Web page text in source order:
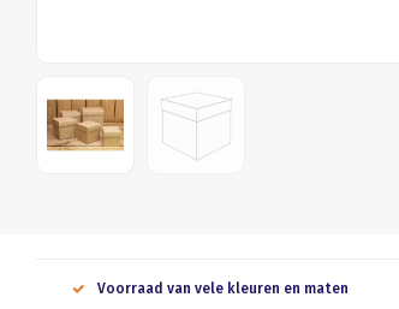
Voorraad van vele kleuren en maten